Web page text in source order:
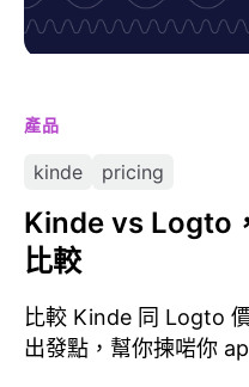
產品
kinde pricing
Kinde vs Logto
比較
比較 Kinde 同 Logto
出發點，幫你揀啱你